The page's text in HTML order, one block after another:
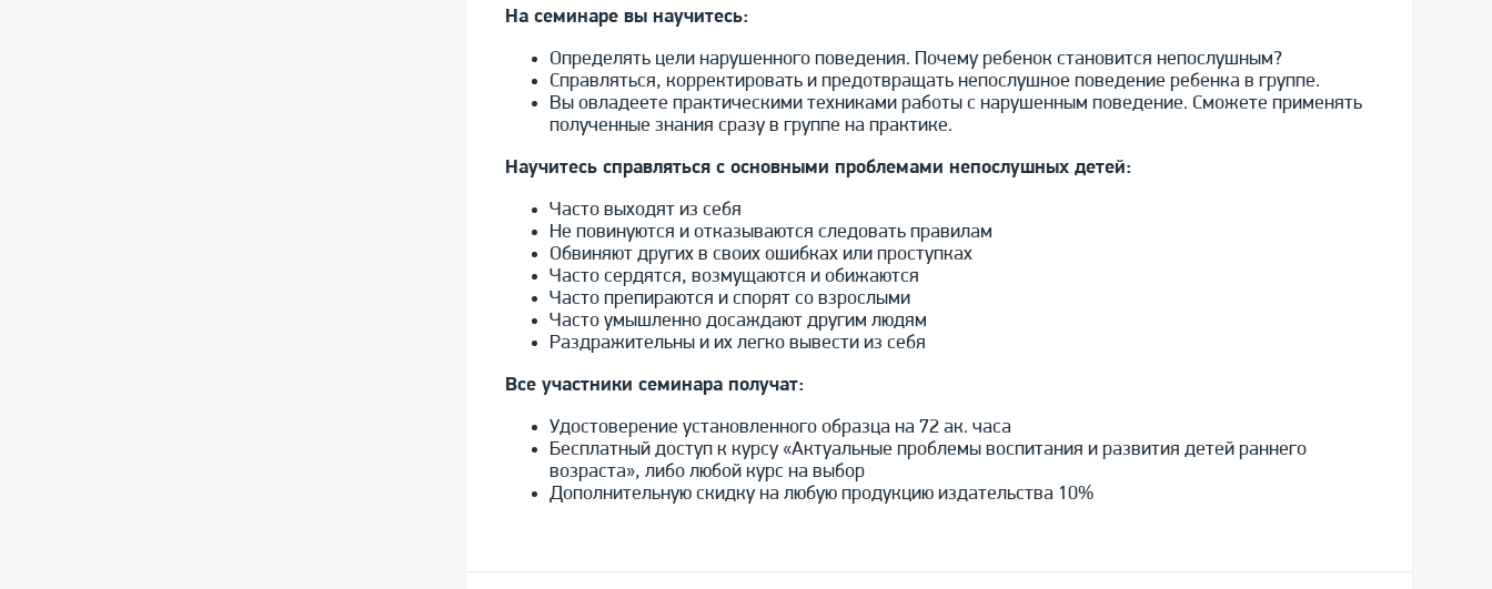
На семинаре вы научитесь:
Определять цели нарушенного поведения. Почему ребенок становится непослушным?
Справляться, корректировать и предотвращать непослушное поведение ребенка в группе.
Вы овладеете практическими техниками работы с нарушенным поведение. Сможете применять
полученные знания сразу в группе на практике.
Научитесь справляться с основными проблемами непослушных детей:
Часто выходят из себя
Не повинуются и отказываются следовать правилам
Обвиняют других в своих ошибках или проступках
Часто сердятся, возмущаются и обижаются
Часто препираются и спорят со взрослыми
Часто умышленно досаждают другим людям
Раздражительны и их легко вывести из себя
Все участники семинара получат:
Удостоверение установленного образца на 72 ак. часа
Бесплатный доступ к курсу «Актуальные проблемы воспитания и развития детей раннего
возраста», либо любой курс на выбор
Дополнительную скидку на любую продукцию издательства 10%